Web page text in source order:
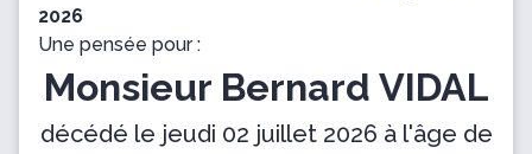
2026
Une pensée pour :
Monsieur Bernard VIDAL
décédé le jeudi 02 juillet 2026 à l'âge de